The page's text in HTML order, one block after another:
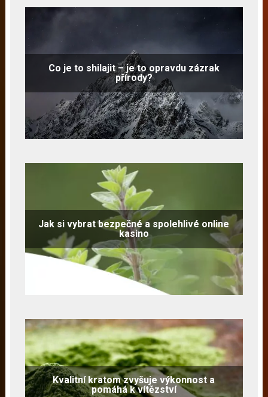
Co je to shilajit – je to opravdu zázrak
přírody?
Jak si vybrat bezpečné a spolehlivé online
kasino
Kvalitní kratom zvyšuje výkonnost a
pomáhá k vítězství